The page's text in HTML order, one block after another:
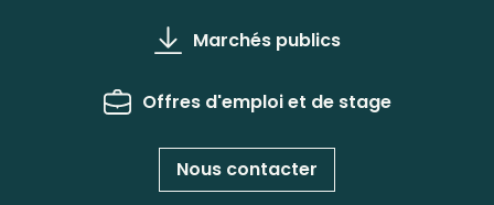
Marchés publics
Offres d'emploi et de stage
Nous contacter